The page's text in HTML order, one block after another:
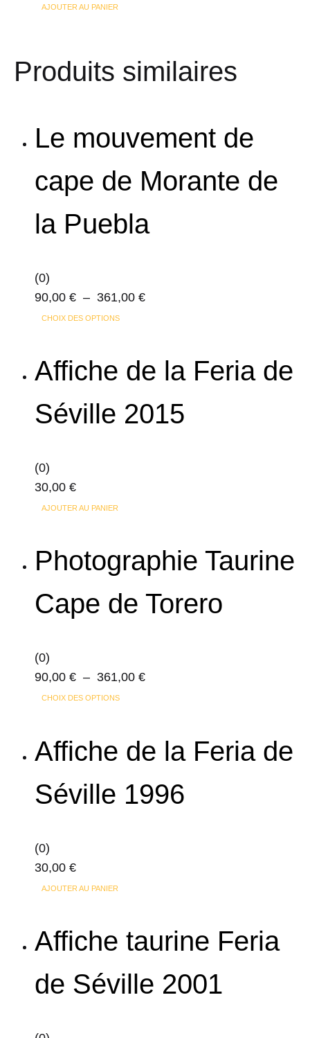
AJOUTER AU PANIER
Produits similaires
Le mouvement de
cape de Morante de
la Puebla
(0)
90,00 € – 361,00 €Plage
à
CHOIX DES OPTIONSCe
plusieurs
Les
du
Affiche de la Feria de
Séville 2015
(0)
30,00 €
AJOUTER AU PANIER
Photographie Taurine
Cape de Torero
(0)
90,00 € – 361,00 €Plage
à
CHOIX DES OPTIONSCe
plusieurs
Les
page
du
Affiche de la Feria de
Séville 1996
(0)
30,00 €
AJOUTER AU PANIER
Affiche taurine Feria
de Séville 2001